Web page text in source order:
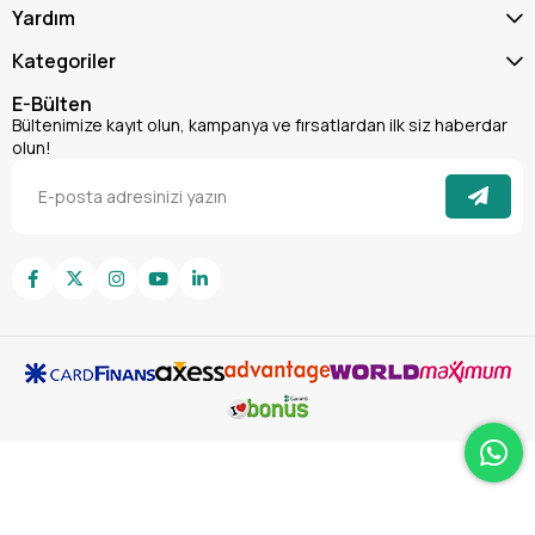
tamamlamanıza olanak tanır. Şimdi sipariş verin ve işlerinizde
farkı hissedin!
Yardım
Kategoriler
E-Bülten
Bültenimize kayıt olun, kampanya ve fırsatlardan ilk siz haberdar
olun!